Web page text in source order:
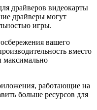
драйверов видеокарты
драйверы могут
игры.
вашего
вместо
максимально
работающие на
больше ресурсов для